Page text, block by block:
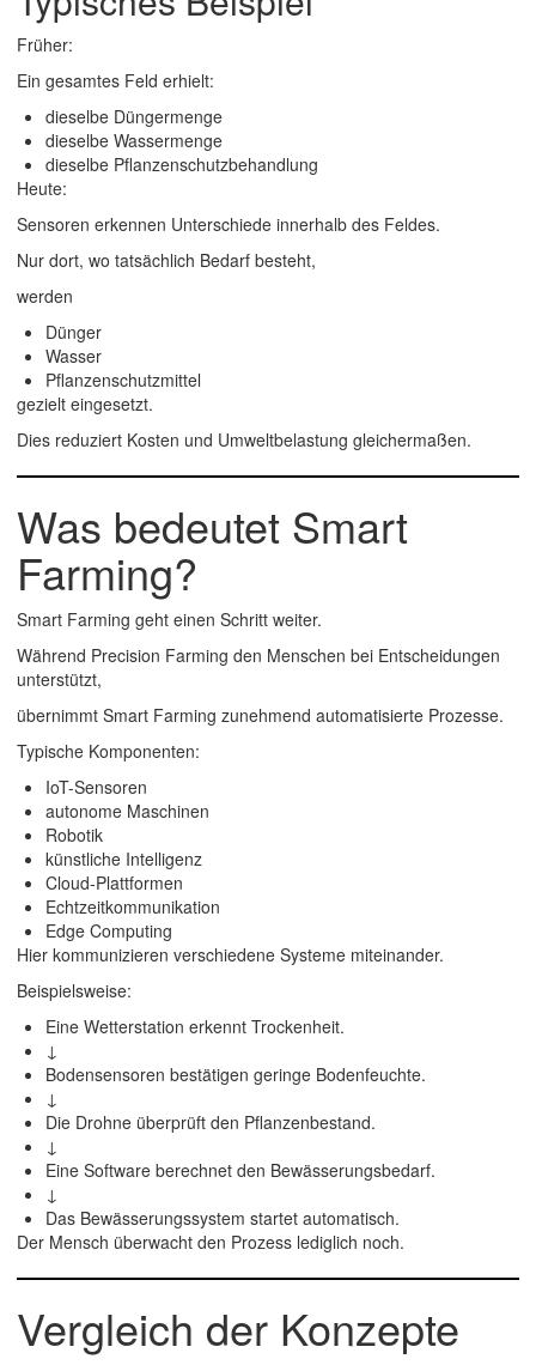
Früher:
Ein gesamtes Feld erhielt:
dieselbe Düngermenge
dieselbe Wassermenge
dieselbe Pflanzenschutzbehandlung
Heute:
Sensoren erkennen Unterschiede innerhalb des Feldes.
Nur dort, wo tatsächlich Bedarf besteht,
werden
Dünger
Wasser
Pflanzenschutzmittel
gezielt eingesetzt.
Dies reduziert Kosten und Umweltbelastung gleichermaßen.
Was bedeutet Smart
Farming?
Smart Farming geht einen Schritt weiter.
Während Precision Farming den Menschen bei Entscheidungen
unterstützt,
übernimmt Smart Farming zunehmend automatisierte Prozesse.
Typische Komponenten:
IoT-Sensoren
autonome Maschinen
Robotik
künstliche Intelligenz
Cloud-Plattformen
Echtzeitkommunikation
Edge Computing
Hier kommunizieren verschiedene Systeme miteinander.
Beispielsweise:
Eine Wetterstation erkennt Trockenheit.
↓
Bodensensoren bestätigen geringe Bodenfeuchte.
↓
Die Drohne überprüft den Pflanzenbestand.
↓
Eine Software berechnet den Bewässerungsbedarf.
↓
Das Bewässerungssystem startet automatisch.
Der Mensch überwacht den Prozess lediglich noch.
Vergleich der Konzepte